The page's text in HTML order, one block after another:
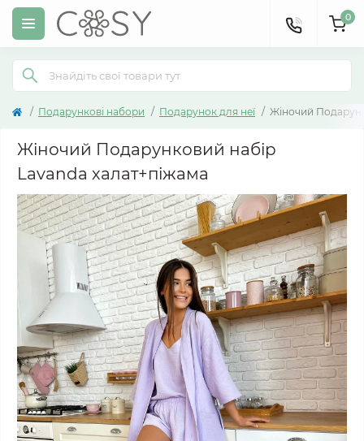
0
Подарункові набори Подарунок для неї Жіночий
Жіночий Подарунковий набір
Lavanda халат+піжама